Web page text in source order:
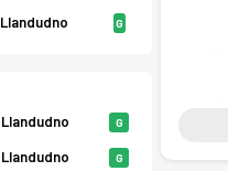
Llandudno G
Llandudno G
Llandudno G